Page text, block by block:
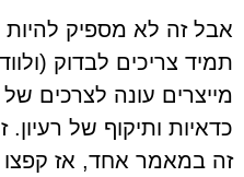
אבל זה לא מספיק להיות
תמיד צריכים לבדוק
מייצרים עונה לצרכים
כדאיות ותיקוף של
זה במאמר אחד, אז קפצו